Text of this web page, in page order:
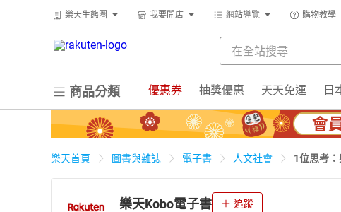
樂天生態圈 我要開店 網站導覽 購物教學
商品分類 優惠券 抽獎優惠 天天免運 日
樂天首頁 圖書與雜誌 電子書 人文社會 1位思考
樂天Kobo電子書 追蹤